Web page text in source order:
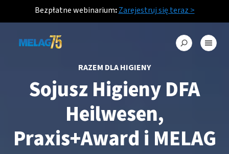
Bezpłatne webinarium:Zarejestruj się teraz >
RAZEM DLA HIGIENY
Sojusz Higieny DFA
Heilwesen,
Praxis+Award i MELAG